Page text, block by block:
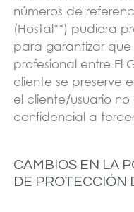
números de
(Hostal**) pudiera
para garantizar
profesional entre El
cliente se preserve
el cliente/usuario
confidencial a
CAMBIOS EN LA
DE PROTECCIÓN